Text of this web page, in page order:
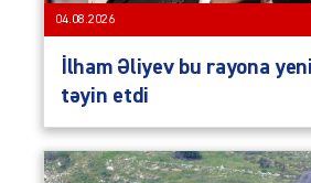
04.08.2026
İlham Əliyev bu rayona
təyin etdi